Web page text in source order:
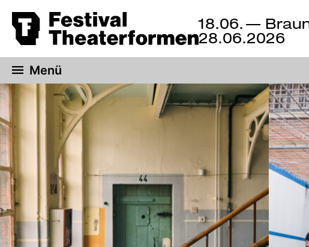
Zum
Hauptinhalt
springen
18.
bis
2026,
Braunschweig
18.06.
28.06.2026
—
Menü